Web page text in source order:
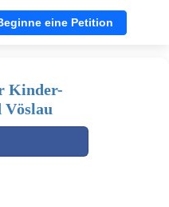
eine Petition
Kinder-
Vöslau